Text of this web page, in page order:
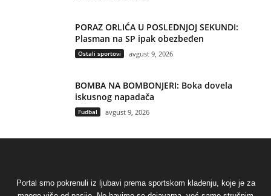
PORAZ ORLIĆA U POSLEDNJOJ SEKUNDI:
Plasman na SP ipak obezbeđen
Ostali sportovi avgust 9, 2026
BOMBA NA BOMBONJERI: Boka dovela
iskusnog napadača
Fudbal avgust 9, 2026
Portal smo pokrenuli iz ljubavi prema sportskom klađenju, koje je za